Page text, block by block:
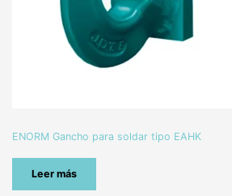
ENORM Gancho para soldar tipo EAHK
Leer más